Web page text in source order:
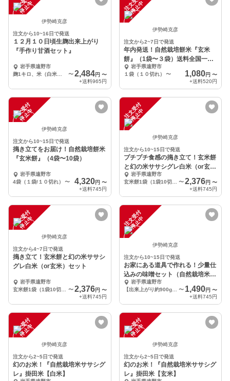
中
伊勢崎克彦
注文から10~16日で発送
１２月１０日頃生麹出来上がり
『手作り甘酒セット』
岩手県遠野市
〜 2,484円 〜
+送料965円
中
伊勢崎克彦
注文から2~7日で発送
年内発送！自然栽培餅米『玄米
餅』（1袋〜３袋）送料全国一律
レターパック便
岩手県遠野市
１袋（１０切れ）
〜 1,080円 〜
+送料520円
注
文
受
付
停
止
中
伊勢崎克彦
注文から10~15日で発送
搗き立てをお届け！自然栽培餅米
『玄米餅』（4袋〜10袋）
岩手県遠野市
4袋（１袋/１０切れ）
〜 4,320円 〜
+送料745円
注
文
受
付
停
止
中
伊勢崎克彦
注文から10~15日で発送
プチプチ食感の搗き立て！玄米餅
と幻の米ササシグレ白米（or玄
米）セット
岩手県遠野市
〜2,376円 〜
+送料745円
注
文
受
付
停
止
中
伊勢崎克彦
注文から4~7日で発送
搗き立て！玄米餅と幻の米ササシ
グレ白米（or玄米）セット
岩手県遠野市
〜 2,376円 〜
+送料745円
注
文
受
付
停
止
中
伊勢崎克彦
注文から10~15日で発送
お家にある道具で作れる！少量仕
込みの味噌セット（自然栽培米生
麹と南部白目大豆）
岩手県遠野市
【出来上がり約900g】ササシグレ生麹３００g/南部白目大豆２５０g
〜 1,490円 〜
+送料745円
注
文
受
付
停
止
中
伊勢崎克彦
注文から2~5日で発送
幻のお米！『自然栽培米ササシグ
レ』掛田米【白米】
注
文
受
付
停
止
中
伊勢崎克彦
注文から2~5日で発送
幻のお米！『自然栽培米ササシグ
レ』掛田米【玄米】